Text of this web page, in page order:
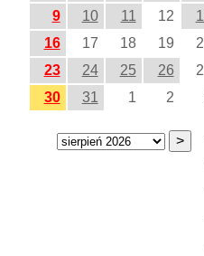
9
10 11 12
16
17 18 19
23
24 25 26
30
31 1 2